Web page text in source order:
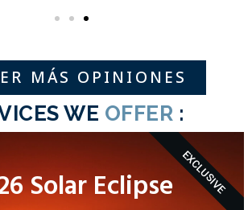
MÁS OPINIONES
WE OFFER :
Solar EclipseEXCLUSIVE